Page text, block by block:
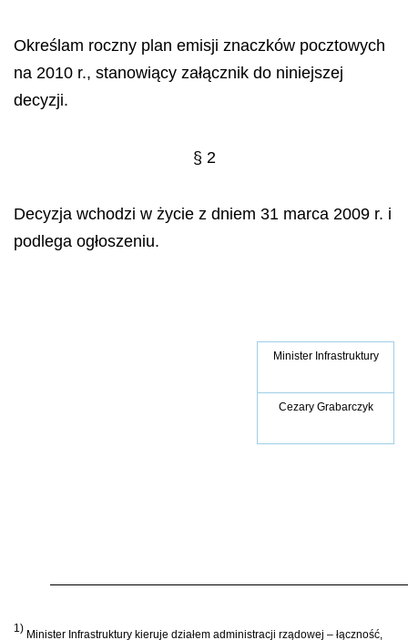
Określam roczny plan emisji znaczków pocztowych
na 2010 r., stanowiący załącznik do niniejszej
decyzji.
§ 2
Decyzja wchodzi w życie z dniem 31 marca 2009 r. i
podlega ogłoszeniu.
Minister Infrastruktury
Cezary Grabarczyk
1) Minister Infrastruktury kieruje działem administracji rządowej – łączność,